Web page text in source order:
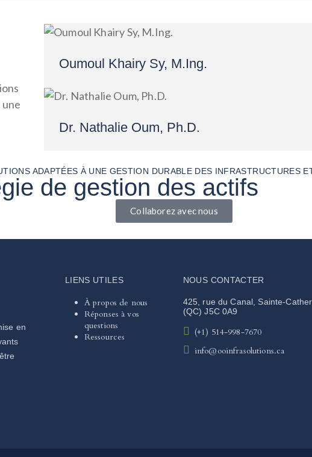
Oumoul Khairy Sy, M.Ing.
Dr. Nathalie Oum, Ph.D.
ADAPTÉES À UNE GESTION DURABLE DES INFRASTRUCTURES
de gestion des actifs
Collaborez avec nous
en
LIENS UTILES
À propos de nous
Réponses à vos
questions
Ressources
NOUS CONTACTER
425, rue du Canal, Sainte-
(QC) J5C 0A9
(+1) 514-998-7670
info@ooinfrasolutions.ca